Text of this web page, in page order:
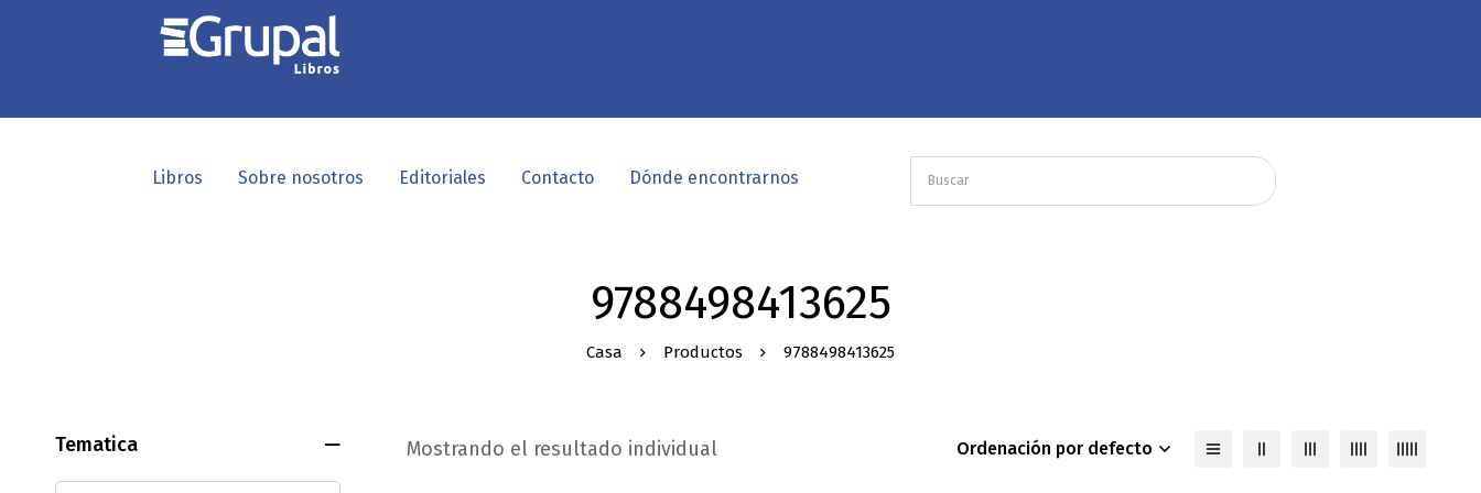
Libros Sobre nosotros Editoriales Contacto Dónde encontrarnos
9788498413625
Casa Productos 9788498413625
Tematica Mostrando el resultado individual Ordenación por defecto